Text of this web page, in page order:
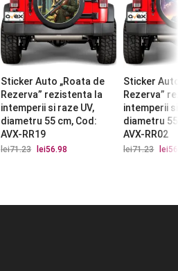
Sticker Auto „Roata de
Rezerva” rezistenta la
intemperii si raze UV,
diametru 55 cm, Cod:
AVX-RR19
lei71.23
Prețul
lei56.98
Sticker
Rezerva”
intemperii
diametru
AVX-RR02
lei71.23 lei